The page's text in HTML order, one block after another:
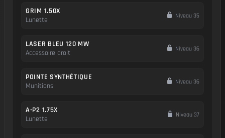
GRIM 1.50X
Lunette
Niveau 35
LASER BLEU 120 MW
Accessoire droit
Niveau 36
POINTE SYNTHÉTIQUE
Munitions
Niveau 36
A-P2 1.75X
Lunette
Niveau 37